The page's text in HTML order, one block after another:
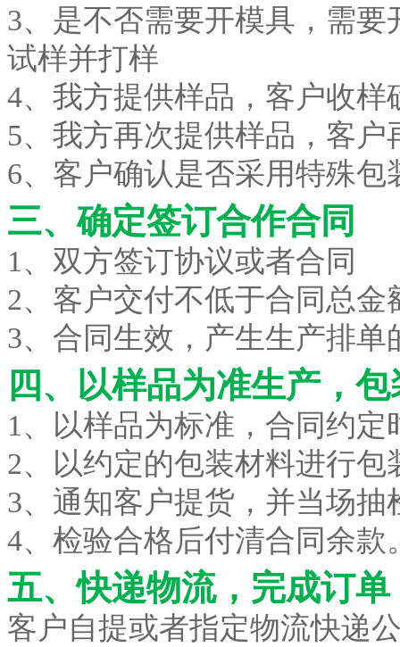
3、 是不否需要开模具，需
试样并打样
4、我方提供样品，客户收
5、我方再次提供样品，客户
6、客户确认是否采用特殊包
三、确定签订合作合同
1、双方签订协议或者合同
2、客户交付不低于合同总金
3、合同生效，产生生产排单
四、以样品为准生产，
1、以样品为标准，合同约定
2、以约定的包装材料进行包
3、通知客户提货，并当场抽
4、检验合格后付清合同余款
五、快递物流，完成订单
客户自提或者指定物流快递